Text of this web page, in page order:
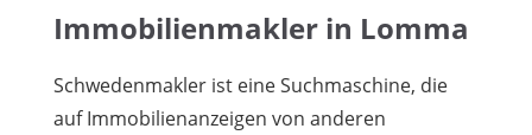
Immobilienmakler in Lomma
Schwedenmakler ist eine Suchmaschine, die
auf Immobilienanzeigen von anderen